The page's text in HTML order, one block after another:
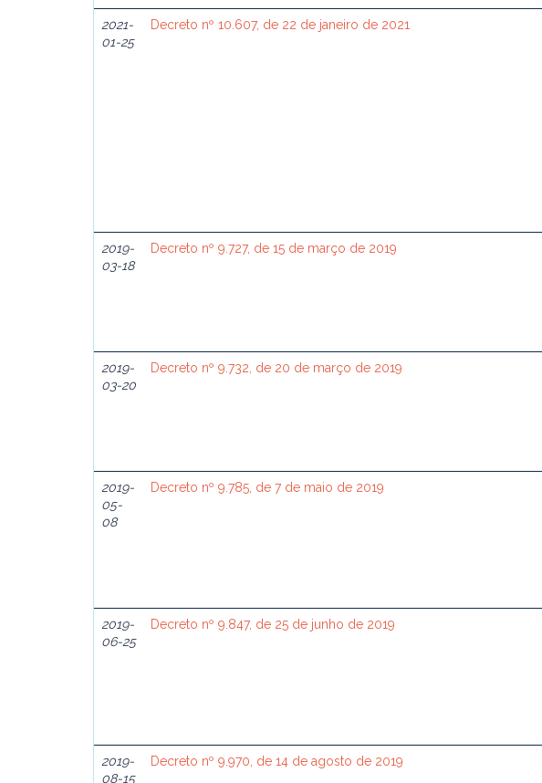
2021-
01-25
Decreto nº 10.607, de 22 de janeiro de 2021
2019-
03-18
Decreto nº 9.727, de 15 de março de 2019
2019-
03-20
Decreto nº 9.732, de 20 de março de 2019
2019-
05-
08
Decreto nº 9.785, de 7 de maio de 2019
2019-
06-25
Decreto nº 9.847, de 25 de junho de 2019
2019-
08-15
Decreto nº 9.970, de 14 de agosto de 2019